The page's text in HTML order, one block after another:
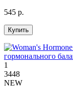
545 р.
Купить
1
3448
NEW